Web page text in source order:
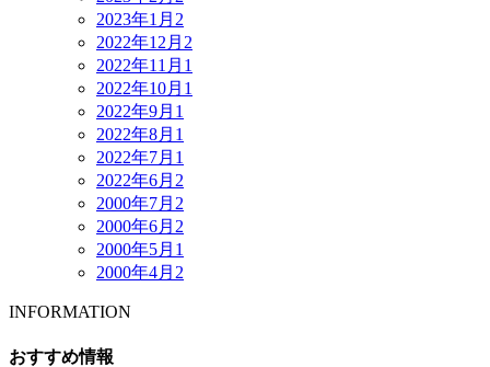
2023年1月 2
2022年12月 2
2022年11月 1
2022年10月 1
2022年9月 1
2022年8月 1
2022年7月 1
2022年6月 2
2000年7月 2
2000年6月 2
2000年5月 1
2000年4月 2
INFORMATION
おすすめ情報